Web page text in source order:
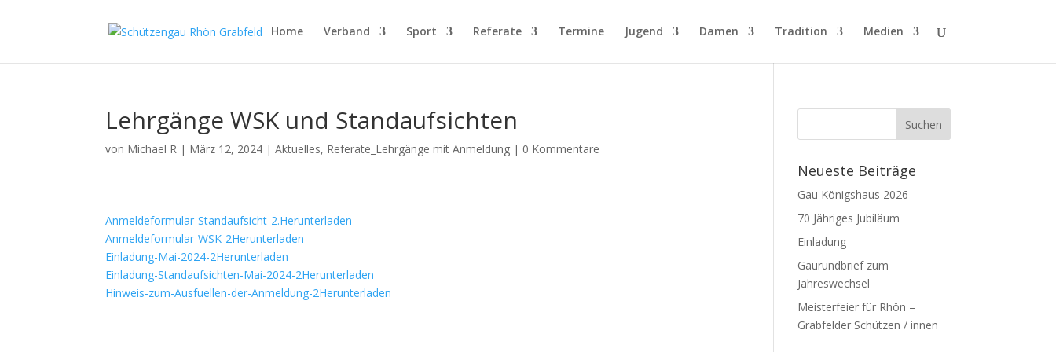
Home Verband Sport Referate Termine Jugend Damen Tradition Medien
Lehrgänge WSK und Standaufsichten
von Michael R | März 12, 2024 |Aktuelles, Referate_Lehrgänge mit Anmeldung | 0 Kommentare
Anmeldeformular-Standaufsicht-2.Herunterladen
Anmeldeformular-WSK-2Herunterladen
Einladung-Mai-2024-2Herunterladen
Einladung-Standaufsichten-Mai-2024-2Herunterladen
Hinweis-zum-Ausfuellen-der-Anmeldung-2Herunterladen
Neueste Beiträge
Gau Königshaus 2026
70 Jähriges Jubiläum
Einladung
Gaurundbrief zum
Jahreswechsel
Meisterfeier für Rhön –
Grabfelder Schützen / innen